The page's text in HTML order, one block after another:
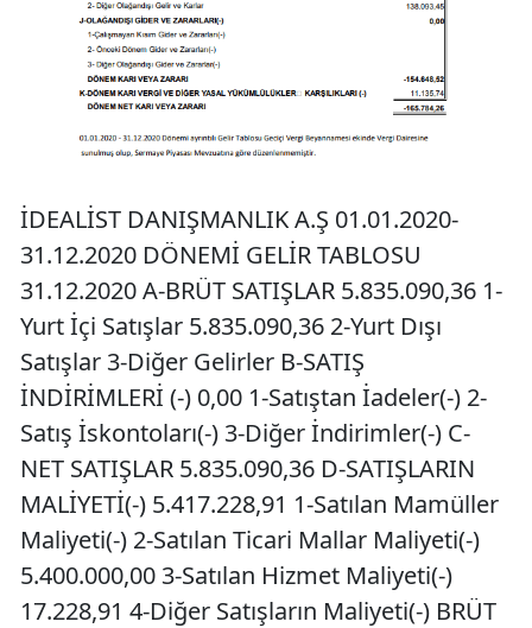
İDEALİST DANIŞMANLIK A.Ş 01.01.2020-
31.12.2020 DÖNEMİ GELİR TABLOSU
31.12.2020 A-BRÜT SATIŞLAR 5.835.090,36 1-
Yurt İçi Satışlar 5.835.090,36 2-Yurt Dışı
Satışlar 3-Diğer Gelirler B-SATIŞ
İNDİRİMLERİ (-) 0,00 1-Satıştan İadeler(-) 2-
Satış İskontoları(-) 3-Diğer İndirimler(-) C-
NET SATIŞLAR 5.835.090,36 D-SATIŞLARIN
MALİYETİ(-) 5.417.228,91 1-Satılan Mamüller
Maliyeti(-) 2-Satılan Ticari Mallar Maliyeti(-)
5.400.000,00 3-Satılan Hizmet Maliyeti(-)
17.228,91 4-Diğer Satışların Maliyeti(-) BRÜT